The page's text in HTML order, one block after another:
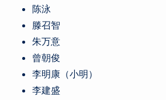
陈泳
滕召智
朱万意
曾朝俊
李明康（小明）
李建盛